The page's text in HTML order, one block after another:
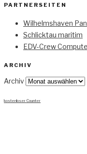
PARTNERSEITEN
Wilhelmshaven
Schlicktau maritim
EDV-Crew
ARCHIV
Archiv
kostenloser Counter